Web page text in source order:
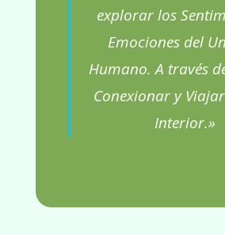
explorar los
Emociones del
Humano. A través
Conexionar y
Interior.»